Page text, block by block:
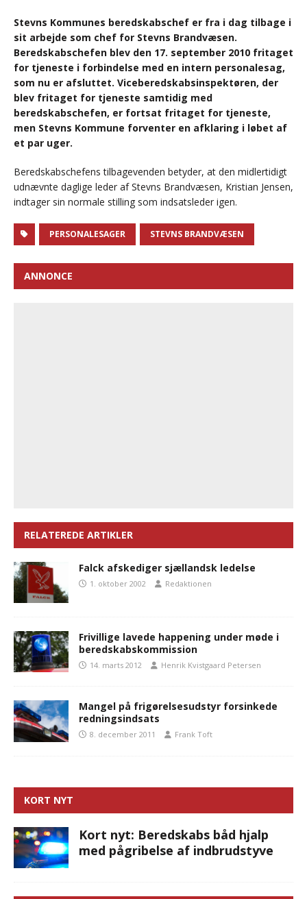
Stevns Kommunes beredskabschef er fra i dag tilbage i
sit arbejde som chef for Stevns Brandvæsen.
Beredskabschefen blev den 17. september 2010 fritaget
for tjeneste i forbindelse med en intern personalesag,
som nu er afsluttet. Viceberedskabsinspektøren, der
blev fritaget for tjeneste samtidig med
beredskabschefen, er fortsat fritaget for tjeneste,
men Stevns Kommune forventer en afklaring i løbet af
et par uger.
Beredskabschefens tilbagevenden betyder, at den midlertidigt
udnævnte daglige leder af Stevns Brandvæsen, Kristian Jensen,
indtager sin normale stilling som indsatsleder igen.
PERSONALESAGER STEVNS BRANDVÆSEN
ANNONCE
RELATEREDE ARTIKLER
Falck afskediger sjællandsk ledelse
1. oktober 2002 Redaktionen
Frivillige lavede happening under møde i
beredskabskommission
14. marts 2012 Henrik Kvistgaard Petersen
Mangel på frigørelsesudstyr forsinkede
redningsindsats
8. december 2011 Frank Toft
KORT NYT
Kort nyt: Beredskabs båd hjalp
med pågribelse af indbrudstyve